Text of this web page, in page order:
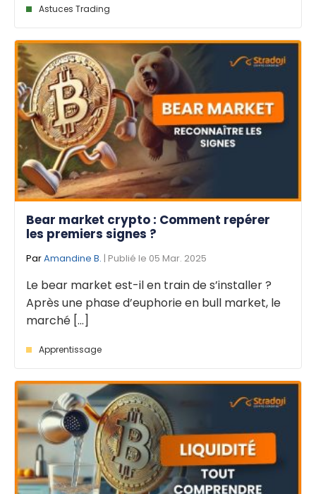
Astuces Trading
Bear market crypto : Comment repérer
les premiers signes ?
ParAmandine B. | Publié le 05 Mar. 2025
Le bear market est-il en train de s’installer ?
Après une phase d’euphorie en bull market, le
marché [...]
Apprentissage